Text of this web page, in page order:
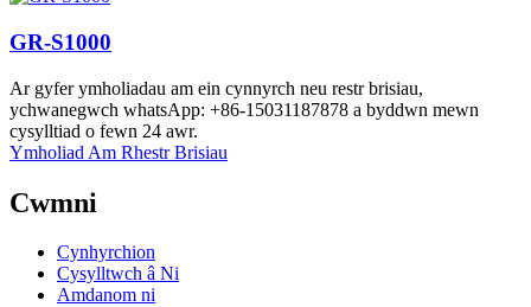
GR-S1000
Ar gyfer ymholiadau am ein cynnyrch neu restr brisiau,
ychwanegwch whatsApp: +86-15031187878 a byddwn mewn
cysylltiad o fewn 24 awr.
Ymholiad Am Rhestr Brisiau
Cwmni
Cynhyrchion
Cysylltwch â Ni
Amdanom ni